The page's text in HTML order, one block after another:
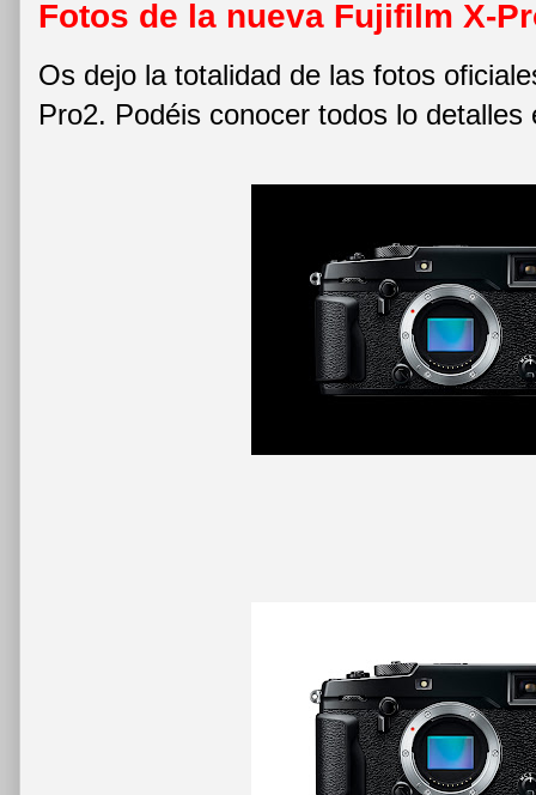
Fotos de la nueva Fujifilm X-
Os dejo la totalidad de las fotos
Pro2. Podéis conocer todos lo